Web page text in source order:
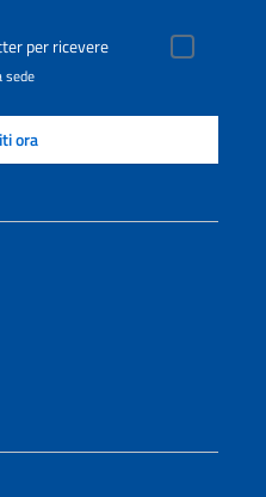
per ricevere
sede